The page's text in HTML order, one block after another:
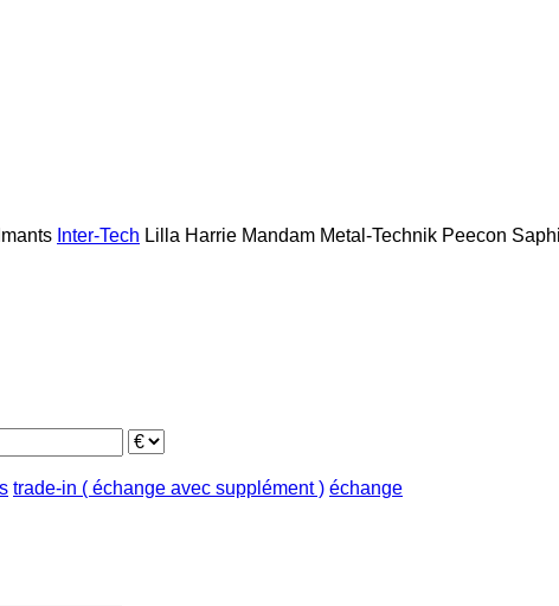
Imants Inter-Tech Lilla Harrie Mandam Metal-Technik Peecon
trade-in ( échange avec supplément ) échange